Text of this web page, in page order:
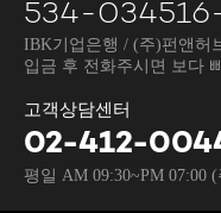
534-
IBK기업은행 / (주)펀앤허
입금 후 전화주시면 보다
고객상담센터
02-412-
평일 AM 09:30~PM 07:00 (